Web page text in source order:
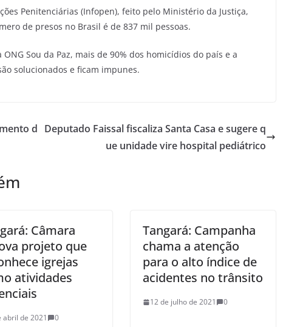
Penitenciárias (Infopen), feito pelo Ministério da Justiça,
de presos no Brasil é de 837 mil pessoas.
Sou da Paz, mais de 90% dos homicídios do país e a
solucionados e ficam impunes.
d Deputado Faissal fiscaliza Santa Casa e sugere q
ue unidade vire hospital pediátrico
Câmara
projeto que
igrejas
atividades
abril de 2021 0
Tangará: Campanha
chama a atenção
para o alto índice de
acidentes no trânsito
12 de julho de 2021 0